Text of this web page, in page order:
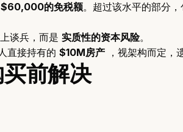
$60,000的免税额。超过该水平的部分
谈兵，而是 实质性的资本风险。
直接持有的 $10M房产 ，视架构而定，
前解决